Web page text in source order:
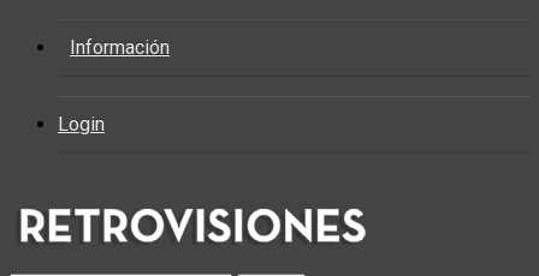
Información
Login